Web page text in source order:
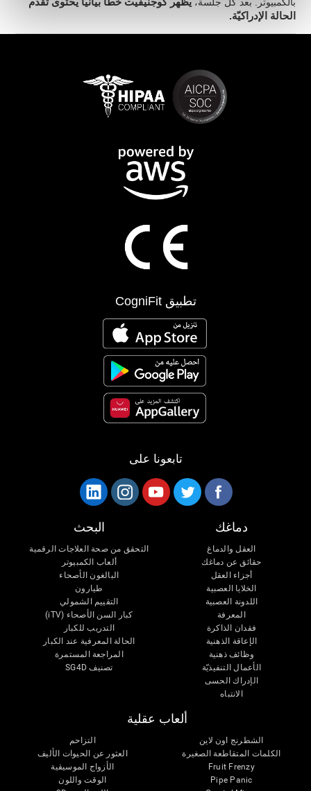
الحالة الإدراكيّة.
تطبيق CogniFit
تابعونا على
دماغك
العقل والدماغ
حقائق عن دماغك
أجزاء العقل
الخلايا العصبية
اللدونة العصبية
المعرفة
فقدان الذاكرة
الإعاقة الذهنية
وظائف ذهنية
الأعمال التنفيذيّة
الإدراك الحسى
الانتباه
البحث
التحقق من صحة العلاجات الرقمية
ألعاب الكمبيوتر
البالغون الأصحاء
طيارون
التقييم الشمولي
كبار السن الأصحاء (iTV)
التدريب للكبار
الحالة المعرفية عند الكبار
المراجعة المستمرة
تصنيف SG4D
ألعاب عقلية
الشطرنج اون لاين
الكلمات المتقاطعة الصغيرة
Fruit Frenzy
Pipe Panic
التزاحم
العثور عن الحيوات الأليف
الأزواج الموسيقية
الوقت واللون